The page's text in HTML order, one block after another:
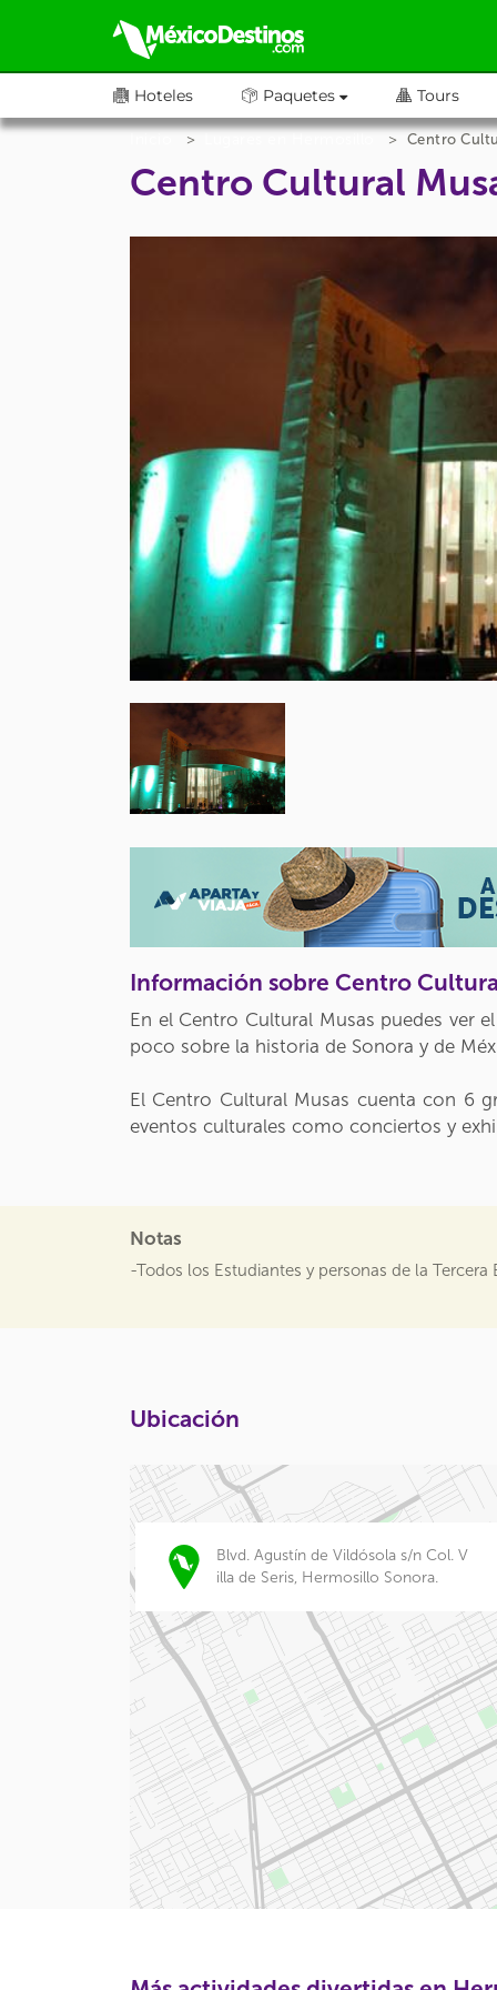
Hoteles Paquetes Tours
Centro
Centro Cultural
Información sobre Centro
En el Centro Cultural Musas puedes ver
poco sobre la historia de Sonora y de
El Centro Cultural Musas cuenta con 6
eventos culturales como conciertos y
Notas
-Todos los Estudiantes y personas de la
Ubicación
Blvd. Agustín de Vildósola s/n Col. V
illa de Seris, Hermosillo Sonora.